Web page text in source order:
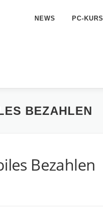
NEWS PC-
BEZAHLEN
Bezahlen